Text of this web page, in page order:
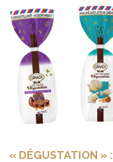
« DÉGUSTATION » :